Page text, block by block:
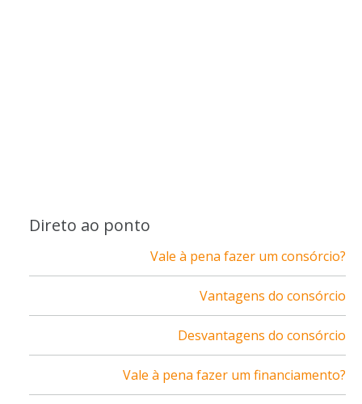
Direto ao ponto
Vale à pena fazer um consórcio?
Vantagens do consórcio
Desvantagens do consórcio
Vale à pena fazer um financiamento?